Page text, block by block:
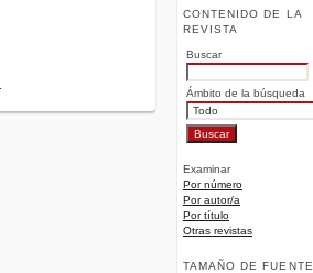
CONTENIDO DE LA
REVISTA
Buscar
Ámbito de la búsqueda
Examinar
Por número
Por autor/a
Por título
Otras revistas
TAMAÑO DE FUENTE